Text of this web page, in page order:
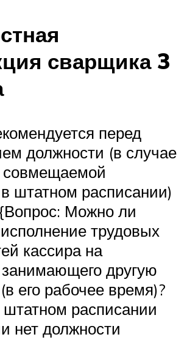
сварщика 3
перед
должности (в случае
совмещаемой
штатном расписании)
Можно ли
трудовых
кассира на
занимающего другую
его рабочее время)?
расписании
нет должности